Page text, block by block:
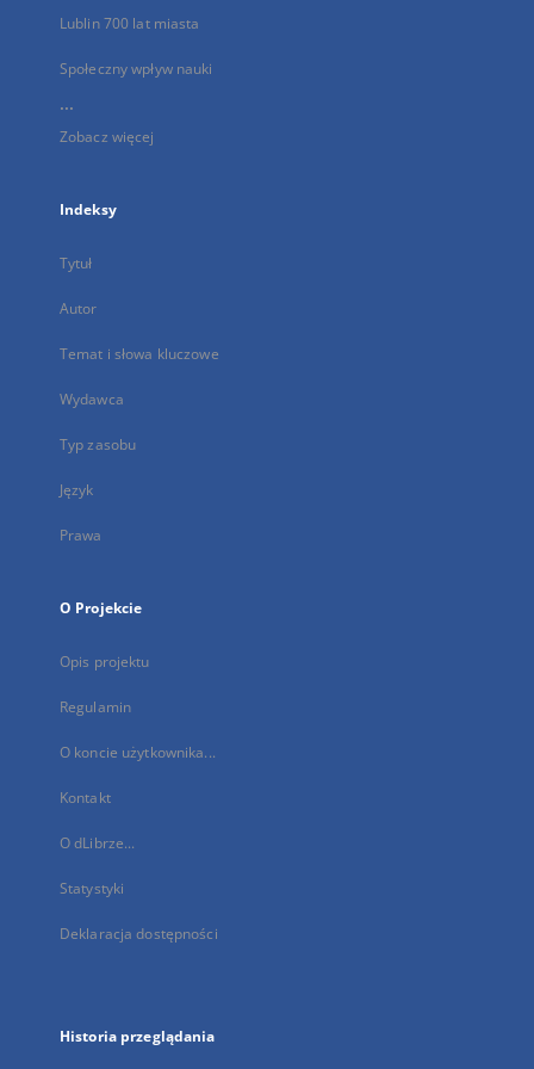
Lublin 700 lat miasta
Społeczny wpływ nauki
...
Zobacz więcej
Indeksy
Tytuł
Autor
Temat i słowa kluczowe
Wydawca
Typ zasobu
Język
Prawa
O Projekcie
Opis projektu
Regulamin
O koncie użytkownika...
Kontakt
O dLibrze...
Statystyki
Deklaracja dostępności
Historia przeglądania